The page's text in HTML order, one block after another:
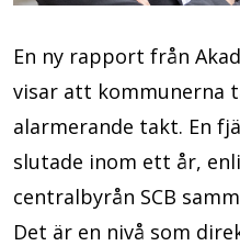
En ny rapport från
visar att kommunerna
alarmerande takt. En
slutade inom ett år,
centralbyrån SCB
Det är en nivå som